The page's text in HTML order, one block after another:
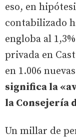
eso, en
contabilizado
engloba al
privada en
en 1.006
significa la
la Consejería
Un millar de